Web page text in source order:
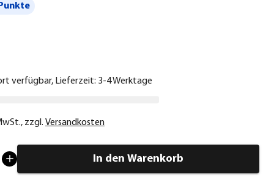
verfügbar, Lieferzeit: 3-4 Werktage
, zzgl. Versandkosten
In den Warenkorb